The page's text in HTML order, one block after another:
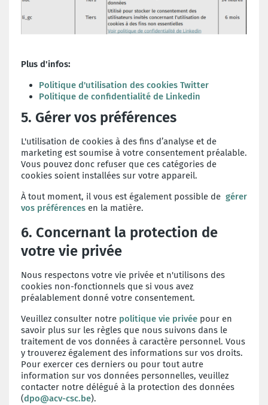
Plus d'infos:
Politique d'utilisation des cookies Twitter
Politique de confidentialité de Linkedin
5. Gérer vos préférences
L'utilisation de cookies à des fins d’analyse et de
marketing est soumise à votre consentement préalable.
Vous pouvez donc refuser que ces catégories de
cookies soient installées sur votre appareil.
À tout moment, il vous est également possible de gérer
vos préférences en la matière.
6. Concernant la protection de
votre vie privée
Nous respectons votre vie privée et n'utilisons des
cookies non-fonctionnels que si vous avez
préalablement donné votre consentement.
Veuillez consulter notre politique vie privée pour en
savoir plus sur les règles que nous suivons dans le
traitement de vos données à caractère personnel. Vous
y trouverez également des informations sur vos droits.
Pour exercer ces derniers ou pour tout autre
information sur vos données personnelles, veuillez
contacter notre délégué à la protection des données
(dpo@acv-csc.be).